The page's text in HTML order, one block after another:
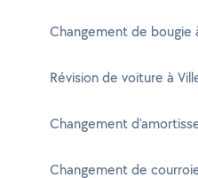
Changement de bougie
Révision de voiture à
Changement
Changement de